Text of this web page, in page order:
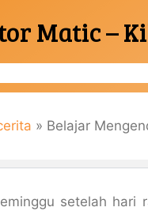
Matic –
» Belajar
setelah